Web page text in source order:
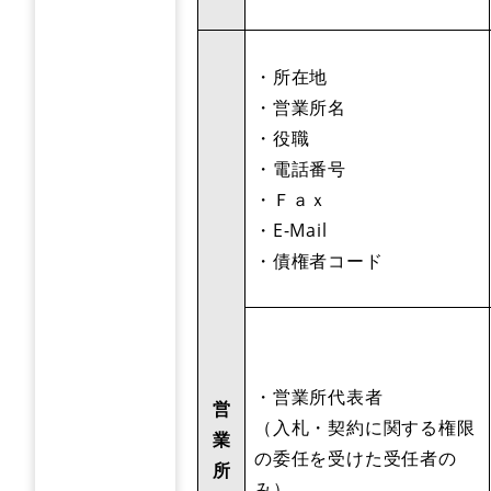
営
業
所
・所在地
・営業所名
・役職
・電話番号
・Ｆａｘ
・E-Mail
・債権者コード
・営業所代表者
（入札・契約に関する権限
の委任を受けた受任者の